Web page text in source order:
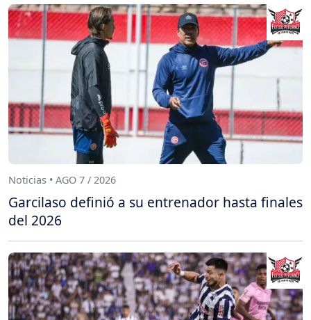
Noticias • AGO 7 / 2026
Garcilaso definió a su entrenador hasta finales
del 2026